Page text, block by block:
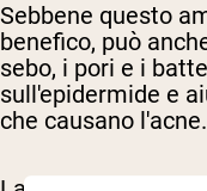
Sebbene questo
benefico, può
sebo, i pori e i
sull'epidermide e
che causano l'acne.